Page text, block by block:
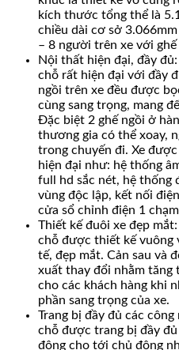
kích thước tổng thể là
chiều dài cơ sở
– 8 người trên xe với
Nội thất hiện đại, đầy
chỗ rất hiện đại với đầy
ngồi trên xe đều được
cùng sang trọng, mang
Đặc biệt 2 ghế ngồi ở
thương gia có thể xoay,
trong chuyến đi. Xe
hiện đại như: hệ thống
full hd sắc nét, hệ thống
vùng độc lập, kết nối
cửa sổ chỉnh điện 1
Thiết kế đuôi xe đẹp
chỗ được thiết kế vuông
tế, đẹp mắt. Cản sau và
xuất thay đổi nhằm tăng
cho các khách hàng khi
phần sang trọng của xe.
Trang bị đầy đủ các
chỗ được trang bị đầy
động cho tới chủ động